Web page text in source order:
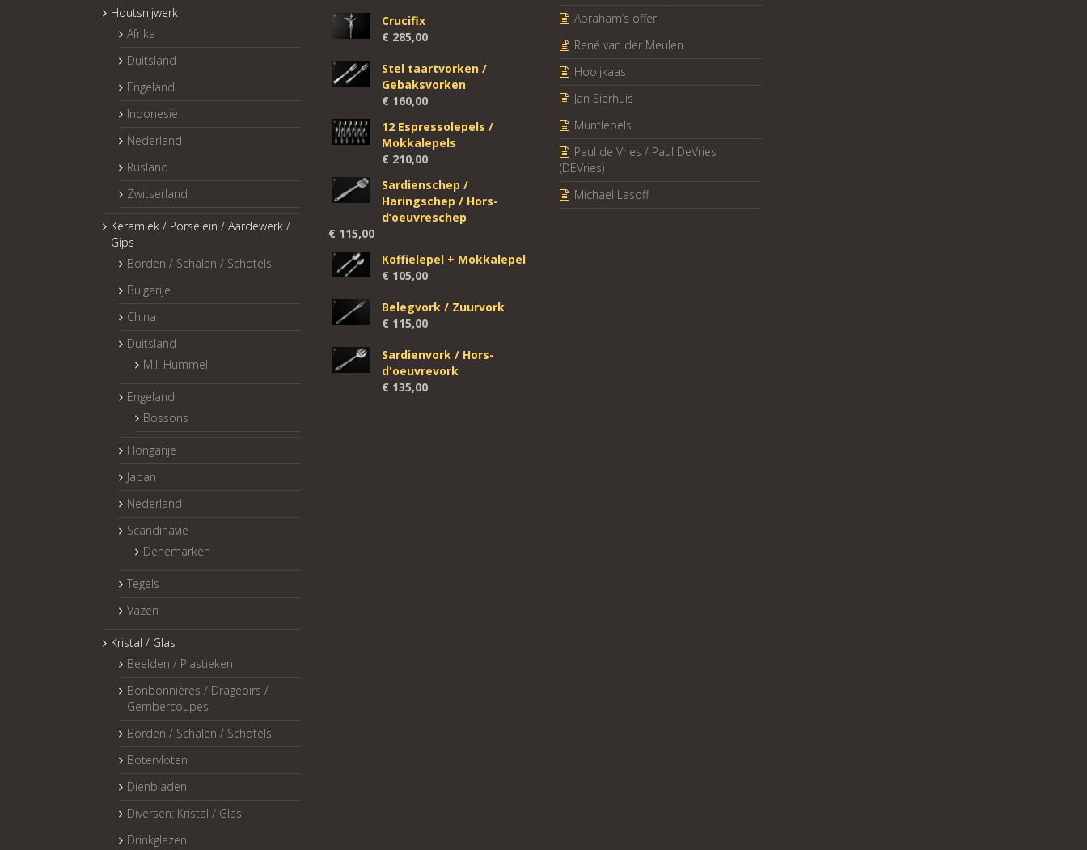
Houtsnijwerk
Afrika
Duitsland
Engeland
Indonesië
Nederland
Rusland
Zwitserland
Keramiek / Porselein / Aardewerk /
Gips
Borden / Schalen / Schotels
Bulgarije
China
Duitsland
M.I. Hummel
Engeland
Bossons
Hongarije
Japan
Nederland
Scandinavië
Denemarken
Tegels
Vazen
Kristal / Glas
Beelden / Plastieken
Bonbonnières / Drageoirs /
Gembercoupes
Borden / Schalen / Schotels
Botervloten
Dienbladen
Diversen: Kristal / Glas
Drinkglazen
Crucifix
€ 285,00
Stel taartvorken /
Gebaksvorken
€ 160,00
12 Espressolepels /
Mokkalepels
€ 210,00
Sardienschep /
Haringschep / Hors-
d’oeuvreschep
€ 115,00
Koffielepel + Mokkalepel
€ 105,00
Belegvork / Zuurvork
€ 115,00
Sardienvork / Hors-
d'oeuvrevork
€ 135,00
Abraham’s offer
René van der Meulen
Hooijkaas
Jan Sierhuis
Muntlepels
Paul de Vries / Paul DeVries
(DEVries)
Michael Lasoff